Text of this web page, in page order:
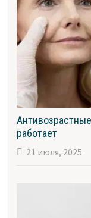
работает
21 июля, 2025